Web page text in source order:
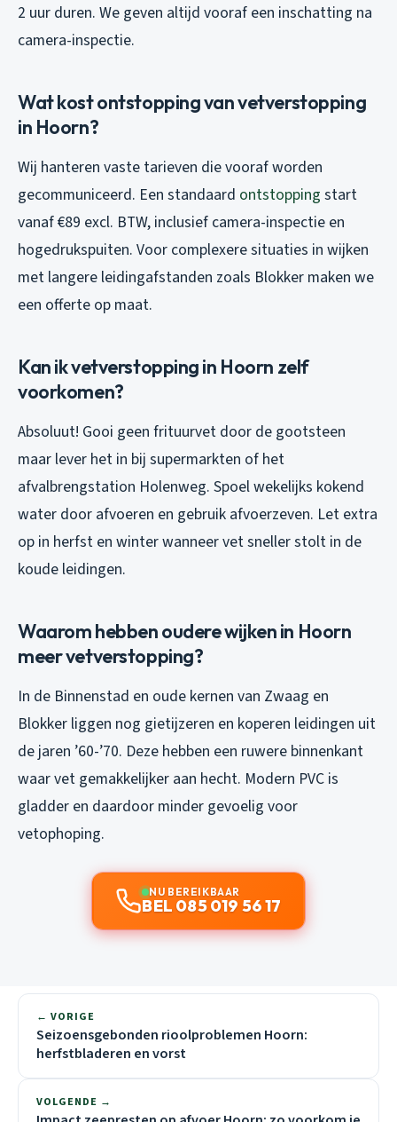
2 uur duren. We geven altijd vooraf een inschatting na
camera-inspectie.
Wat kost ontstopping van vetverstopping
in Hoorn?
Wij hanteren vaste tarieven die vooraf worden
gecommuniceerd. Een standaard ontstopping start
vanaf €89 excl. BTW, inclusief camera-inspectie en
hogedrukspuiten. Voor complexere situaties in wijken
met langere leidingafstanden zoals Blokker maken we
een offerte op maat.
Kan ik vetverstopping in Hoorn zelf
voorkomen?
Absoluut! Gooi geen frituurvet door de gootsteen
maar lever het in bij supermarkten of het
afvalbrengstation Holenweg. Spoel wekelijks kokend
water door afvoeren en gebruik afvoerzeven. Let extra
op in herfst en winter wanneer vet sneller stolt in de
koude leidingen.
Waarom hebben oudere wijken in Hoorn
meer vetverstopping?
In de Binnenstad en oude kernen van Zwaag en
Blokker liggen nog gietijzeren en koperen leidingen uit
de jaren ’60-’70. Deze hebben een ruwere binnenkant
waar vet gemakkelijker aan hecht. Modern PVC is
gladder en daardoor minder gevoelig voor
vetophoping.
NU BEREIKBAAR
BEL 085 019 56 17
← VORIGE
Seizoensgebonden rioolproblemen Hoorn:
herfstbladeren en vorst
VOLGENDE →